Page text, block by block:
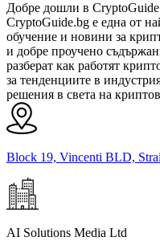
Добре дошли в
CryptoGuide.bg е една от
обучение и новини за
и добре проучено
разберат как работят
за тенденциите в
решения в света на
Block 19, Vincenti BLD,
AI Solutions Media Ltd